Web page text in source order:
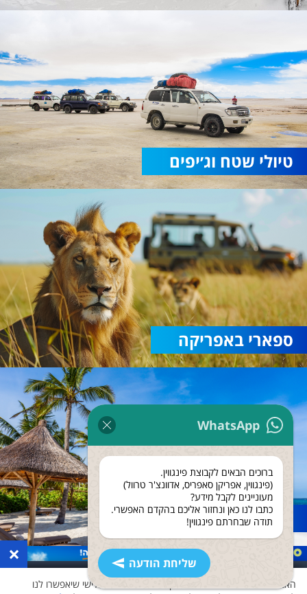
WhatsApp
ברוכים הבאים לקבוצת פינגווין.
(פינגווין, אפריקן סאפריס, אדוונצ'ר טרוול)
מעוניינים לקבל מידע?
כתבו לנו כאן ונחזור אליכם בהקדם האפשרי.
תודה שבחרתם פינגווין!
שליחת הודעה
טיולי שטח וג׳יפים
ספארי באפריקה
נופש בזנזיבר
×
האתר שלנו משתמש בעוגיות ואוסף נתונים גם לצד שלישי שיאפשרו לנו